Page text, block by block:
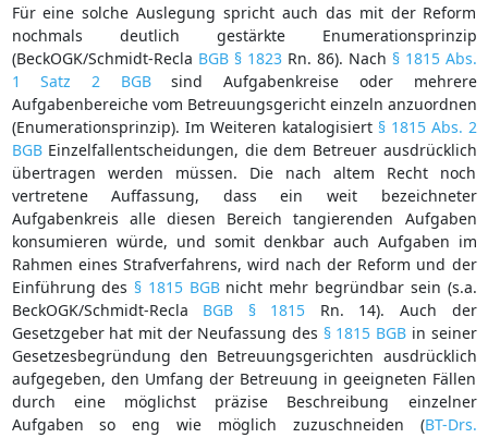
Für eine solche Auslegung spricht auch das mit der Reform
nochmals deutlich gestärkte Enumerationsprinzip
(BeckOGK/Schmidt-Recla BGB § 1823Rn. 86). Nach § 1815 Abs.
1 Satz 2 BGBsind Aufgabenkreise oder mehrere
Aufgabenbereiche vom Betreuungsgericht einzeln anzuordnen
(Enumerationsprinzip). Im Weiteren katalogisiert § 1815 Abs. 2
BGBEinzelfallentscheidungen, die dem Betreuer ausdrücklich
übertragen werden müssen. Die nach altem Recht noch
vertretene Auffassung, dass ein weit bezeichneter
Aufgabenkreis alle diesen Bereich tangierenden Aufgaben
konsumieren würde, und somit denkbar auch Aufgaben im
Rahmen eines Strafverfahrens, wird nach der Reform und der
Einführung des § 1815 BGBnicht mehr begründbar sein (s.a.
BeckOGK/Schmidt-Recla BGB § 1815 Rn. 14). Auch der
Gesetzgeber hat mit der Neufassung des § 1815 BGB in seiner
Gesetzesbegründung den Betreuungsgerichten ausdrücklich
aufgegeben, den Umfang der Betreuung in geeigneten Fällen
durch eine möglichst präzise Beschreibung einzelner
Aufgaben so eng wie möglich zuzuschneiden (BT-Drs.